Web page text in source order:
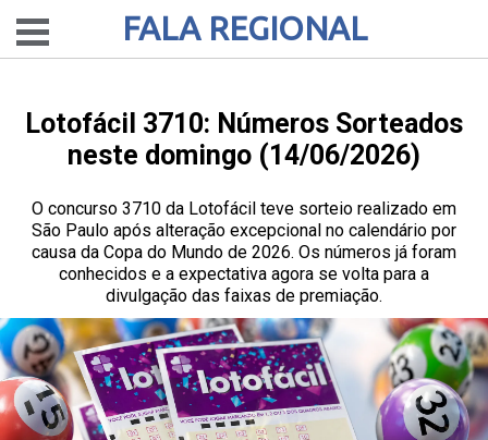
FALA REGIONAL
Lotofácil 3710: Números Sorteados
neste domingo (14/06/2026)
O concurso 3710 da Lotofácil teve sorteio realizado em
São Paulo após alteração excepcional no calendário por
causa da Copa do Mundo de 2026. Os números já foram
conhecidos e a expectativa agora se volta para a
divulgação das faixas de premiação.